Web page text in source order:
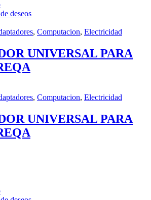
deseos
, Computacion, Electricidad
UNIVERSAL PARA
, Computacion, Electricidad
UNIVERSAL PARA